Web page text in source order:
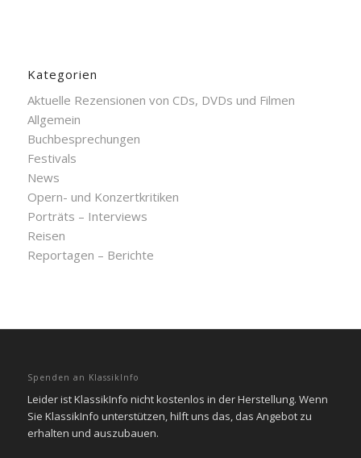
Kategorien
Aktuelle Rezensionen von CDs, DVDs und Filmen
Allgemein
Buchbesprechungen
Festivals
News
Opern- und Konzertkritiken
Porträts – Interviews
Reisen
Reportagen – Berichte
Spenden an KlassikInfo
Leider ist KlassikInfo nicht kostenlos in der Herstellung. Wenn
Sie KlassikInfo unterstützen, hilft uns das, das Angebot zu
erhalten und auszubauen.